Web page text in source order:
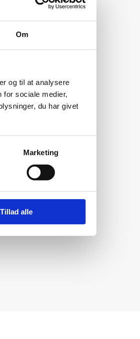
Om
og til at analysere
for sociale medier,
du har givet
Marketing
Tillad alle